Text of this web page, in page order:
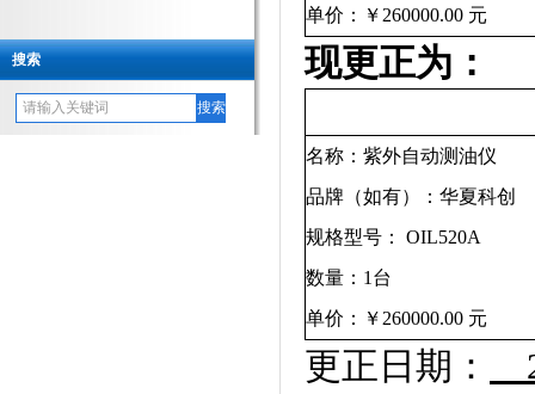
搜索
单价：￥ 260000.00 元
现更正为：
名称：紫外自动测油仪
品牌（如有）：华夏科创
规格型号： OIL520A
数量： 1 台
单价：￥ 260000.00 元
更正日期：